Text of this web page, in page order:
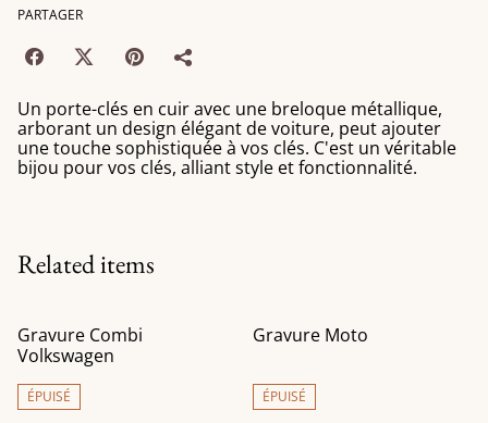
PARTAGER
Un porte-clés en cuir avec une breloque métallique,
arborant un design élégant de voiture, peut ajouter
une touche sophistiquée à vos clés. C'est un véritable
bijou pour vos clés, alliant style et fonctionnalité.
Related items
Gravure Combi
Volkswagen
ÉPUISÉ
Gravure Moto
ÉPUISÉ